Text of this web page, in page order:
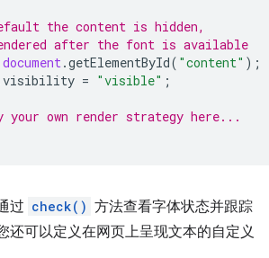
the content is hidden,
after the font is available
document .getElementById( "content" );
visibility = "visible" ;
own render strategy here...
过 check() 方法查看字体状态并跟踪
还可以定义在网页上呈现文本的自定义